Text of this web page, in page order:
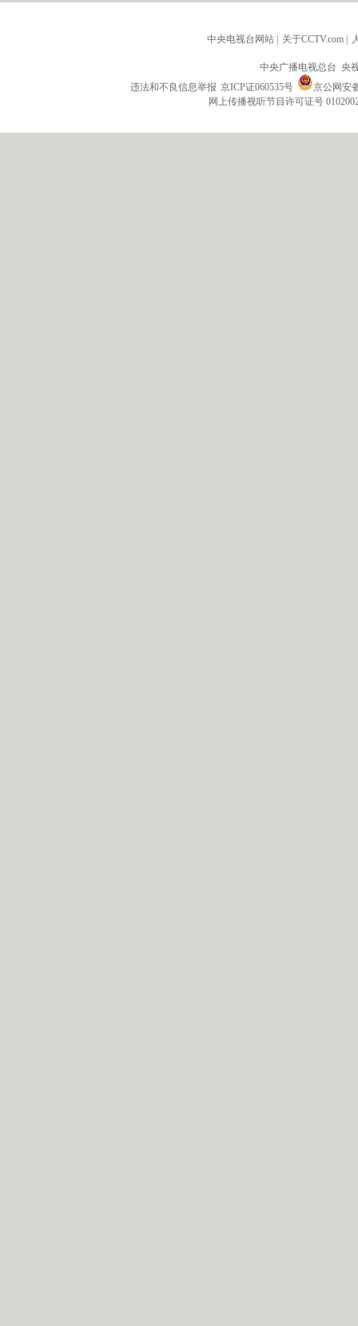
中央电视台网站 | 关于CCTV.com |
中央广播电视总台 央
违法和不良信息举报 京ICP证060535号
京公网安
网上传播视听节目许可证号